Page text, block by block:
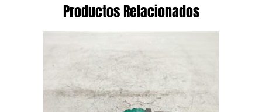
Productos Relacionados